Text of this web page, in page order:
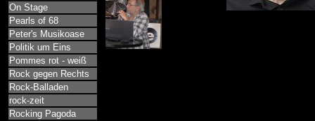
On Stage
Pearls of 68
Peter's Musikoase
Politik um Eins
Pommes rot - weiß
Rock gegen Rechts
Rock-Balladen
rock-zeit
Rocking Pagoda